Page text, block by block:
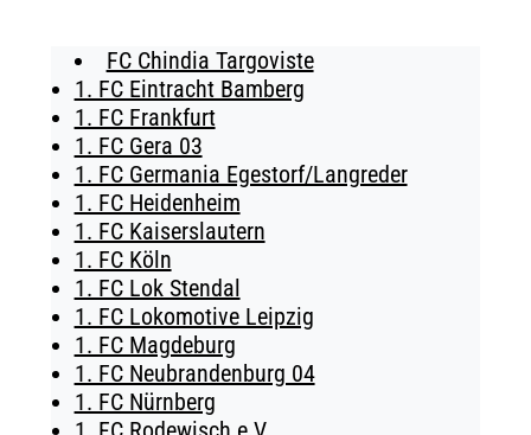
CLUBMITGLIEDSCHAFT
BUSINESS
SÜDKURVE
TICKETING
FC Chindia Targoviste
1. FC Eintracht Bamberg
1. FC Frankfurt
1. FC Gera 03
1. FC Germania Egestorf/Langreder
1. FC Heidenheim
1. FC Kaiserslautern
1. FC Köln
1. FC Lok Stendal
1. FC Lokomotive Leipzig
1. FC Magdeburg
1. FC Neubrandenburg 04
1. FC Nürnberg